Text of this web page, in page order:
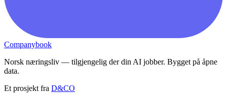
Companybook
Norsk næringsliv — tilgjengelig der din AI jobber. Bygget på åpne
data.
Et prosjekt fra D&CO